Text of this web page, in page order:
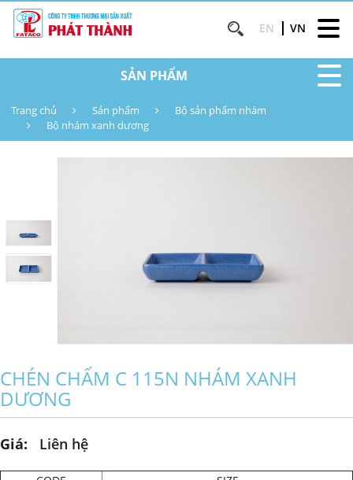
EN VN
SẢN PHẨM
Trang chủ Sản phẩm
Bộ sản phẩm nhám
Bộ nhám xanh dương
CHÉN CHẤM C 115N NHÁM XANH
DƯƠNG
Giá: Liên hệ